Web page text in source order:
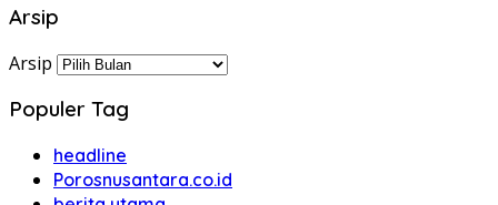
Arsip
Arsip
Populer Tag
headline
Porosnusantara.co.id